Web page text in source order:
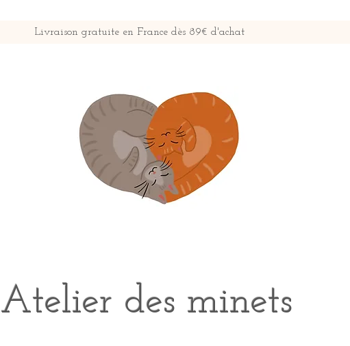
Livraison gratuite en France dès 89€ d'achat
Atelier des minets